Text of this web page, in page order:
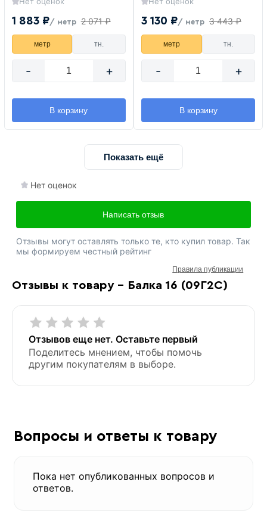
1 883 ₽/ метр 2 071 ₽
метр тн.
- +
В корзину
3 130 ₽/ метр 3 443 ₽
метр тн.
- +
В корзину
Показать ещё
Отзывы к товару - Балка 16 (09Г2С)
Отзывов еще нет. Оставьте первый
Поделитесь мнением, чтобы помочь
другим покупателям в выборе.
Нет оценок
Написать отзыв
Отзывы могут оставлять только те, кто купил товар. Так
мы формируем честный рейтинг
Правила публикации
Вопросы и ответы к товару
Пока нет опубликованных вопросов и
ответов.